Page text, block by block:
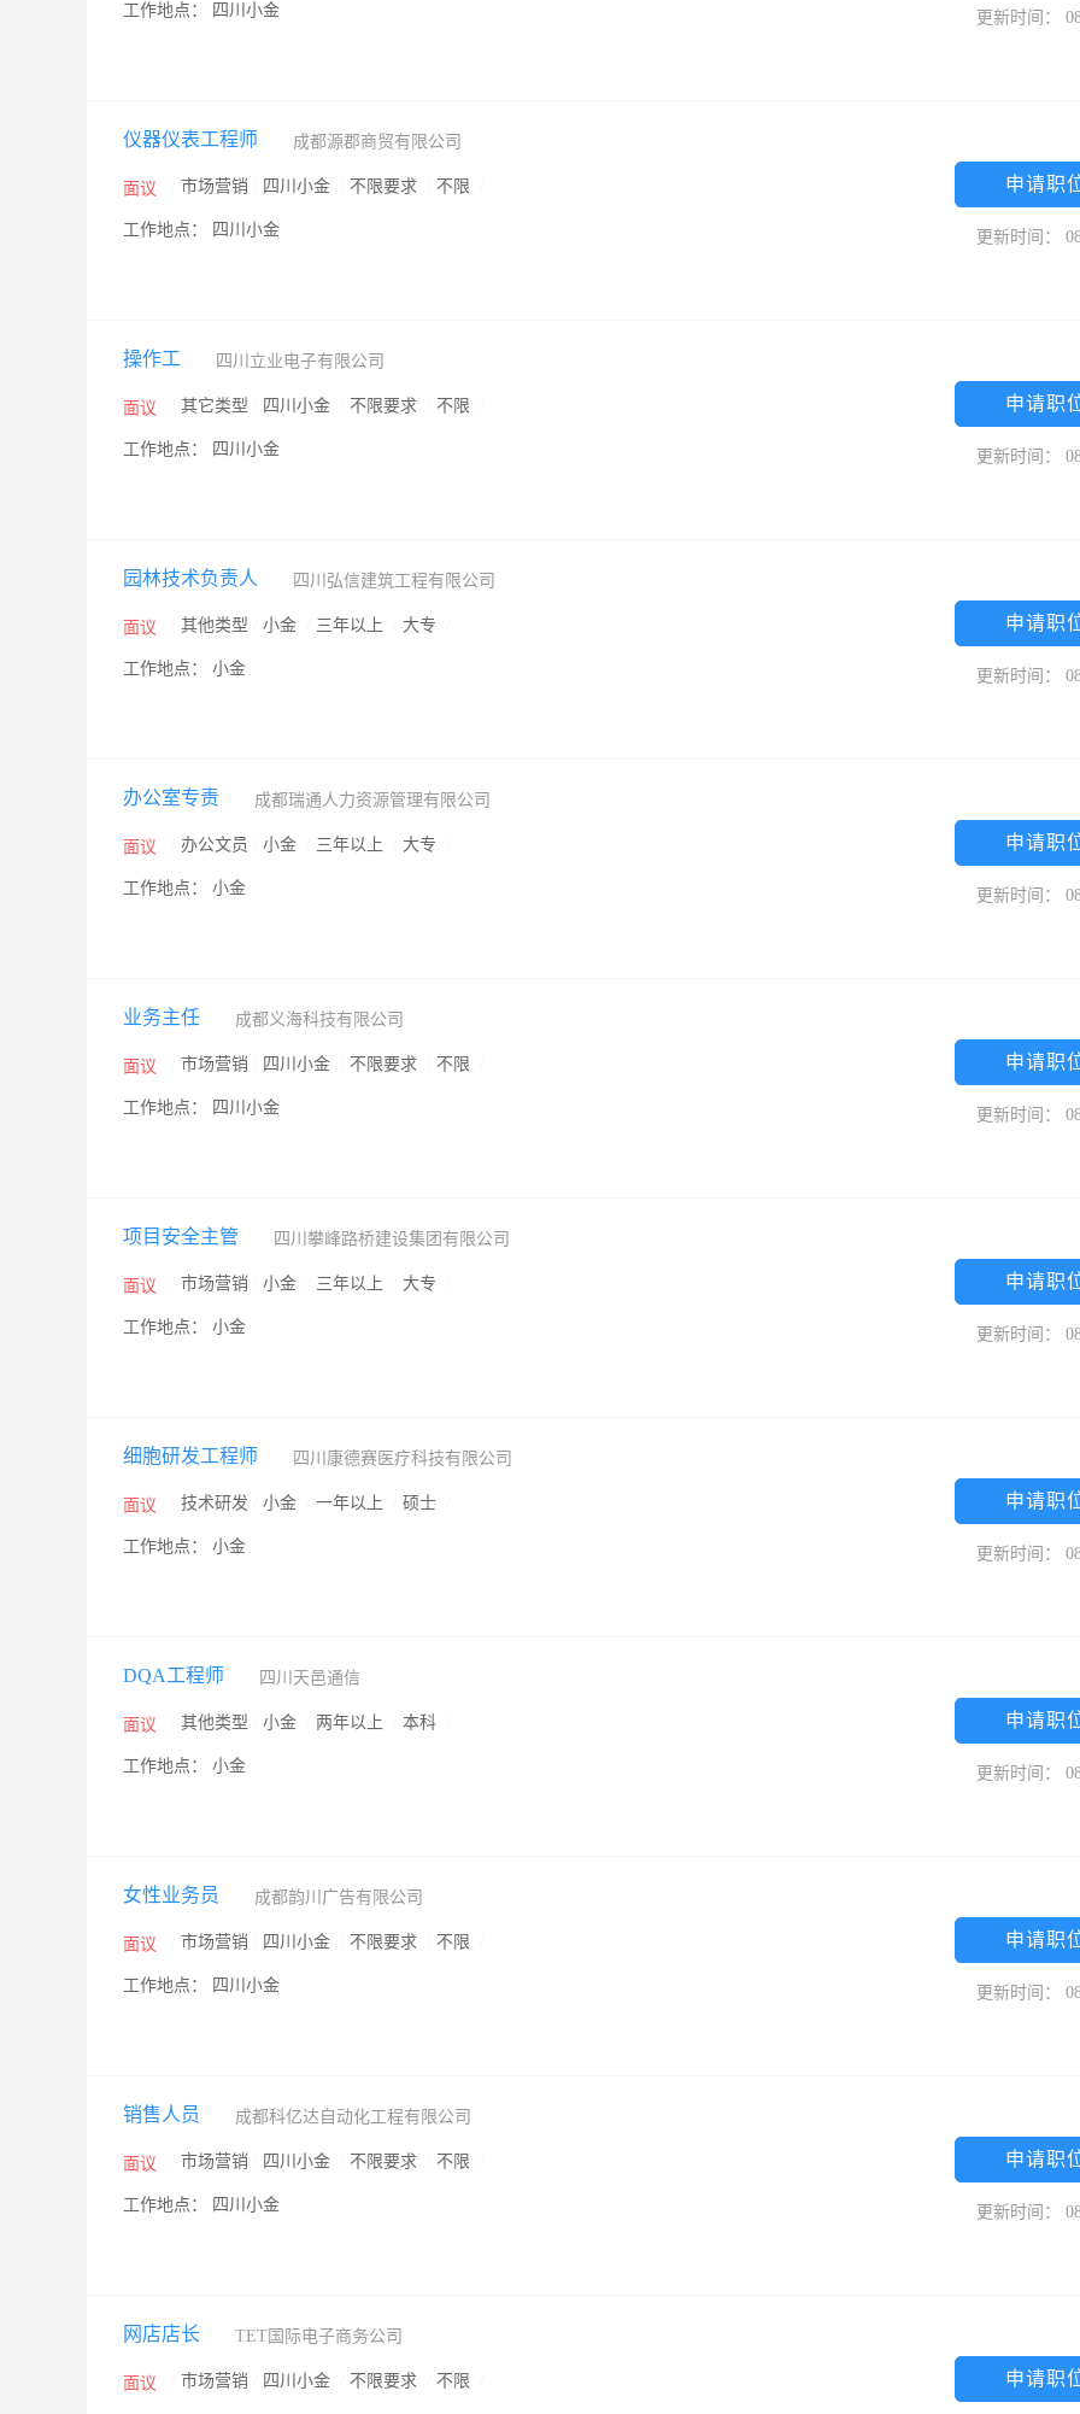
工作地点： 四川小金 更新时间：
仪器仪表工程师 成都源郡商贸有限公司
面议 市场营销 四川小金 不限要求 不限
工作地点： 四川小金
申请职
更新时间：
操作工 四川立业电子有限公司
面议 其它类型 四川小金 不限要求 不限
工作地点： 四川小金
申请职
更新时间：
园林技术负责人 四川弘信建筑工程有限公司
面议 其他类型 小金 三年以上 大专
工作地点： 小金
申请职
更新时间：
办公室专责 成都瑞通人力资源管理有限公司
面议 办公文员 小金 三年以上 大专
工作地点： 小金
申请职
更新时间：
业务主任 成都义海科技有限公司
面议 市场营销 四川小金 不限要求 不限
工作地点： 四川小金
申请职
更新时间：
项目安全主管 四川攀峰路桥建设集团有限公司
面议 市场营销 小金 三年以上 大专
工作地点： 小金
申请职
更新时间：
细胞研发工程师 四川康德赛医疗科技有限公司
面议 技术研发 小金 一年以上 硕士
工作地点： 小金
申请职
更新时间：
DQA工程师 四川天邑通信
面议 其他类型 小金 两年以上 本科
工作地点： 小金
申请职
更新时间：
女性业务员 成都韵川广告有限公司
面议 市场营销 四川小金 不限要求 不限
工作地点： 四川小金
申请职
更新时间：
销售人员 成都科亿达自动化工程有限公司
面议 市场营销 四川小金 不限要求 不限
工作地点： 四川小金
申请职
更新时间：
网店店长 TET国际电子商务公司
面议 市场营销 四川小金 不限要求 不限 申请职